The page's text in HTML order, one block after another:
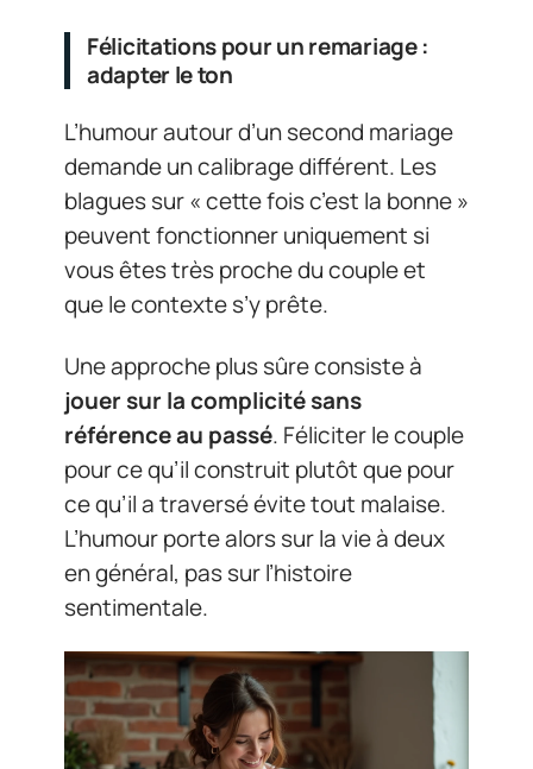
Félicitations pour un remariage :
adapter le ton
L’humour autour d’un second mariage
demande un calibrage différent. Les
blagues sur « cette fois c’est la bonne »
peuvent fonctionner uniquement si
vous êtes très proche du couple et
que le contexte s’y prête.
Une approche plus sûre consiste à
jouer sur la complicité sans
référence au passé. Féliciter le couple
pour ce qu’il construit plutôt que pour
ce qu’il a traversé évite tout malaise.
L’humour porte alors sur la vie à deux
en général, pas sur l’histoire
sentimentale.